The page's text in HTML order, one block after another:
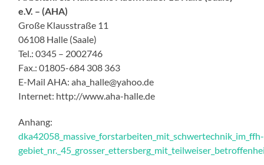
e.V. – (AHA)
Große Klausstraße 11
06108 Halle (Saale)
Tel.: 0345 – 2002746
Fax.: 01805-684 308 363
E-Mail AHA: aha_halle@yahoo.de
Internet: http://www.aha-halle.de
Anhang:
dka42058_massive_forstarbeiten_mit_schwertechnik_im_ffh-